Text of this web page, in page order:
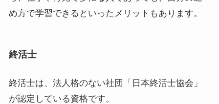
め方で学習できるといったメリットもあります。
終活士
終活士は、法人格のない社団「日本終活士協会」
が認定している資格です。